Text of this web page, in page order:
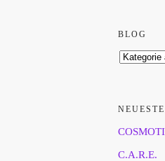
BLOG
C.A.R.E.